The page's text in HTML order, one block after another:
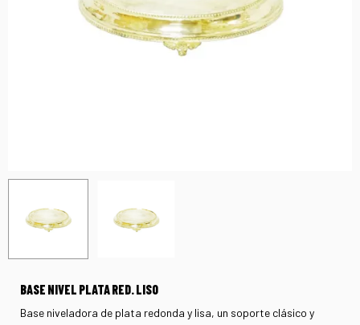
BASE NIVEL PLATA RED. LISO
Base niveladora de plata redonda y lisa, un soporte clásico y